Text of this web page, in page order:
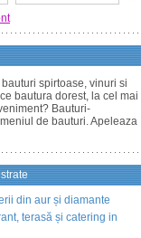
spirtoase, vinuri si
bautura dorest, la cel mai
Bauturi-
de bauturi. Apeleaza
din aur și diamante
terasă și catering in